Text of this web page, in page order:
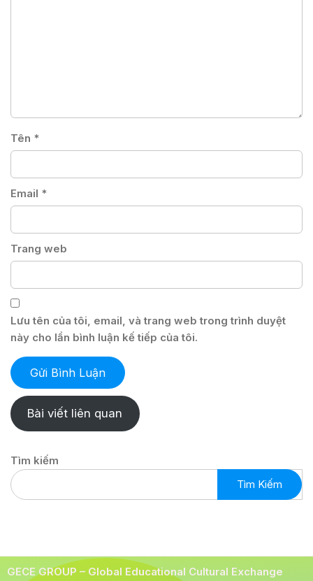
Tên *
Email *
Trang web
Lưu tên của tôi, email, và trang web trong trình duyệt
này cho lần bình luận kế tiếp của tôi.
Bài viết liên quan
Tìm kiếm
Tìm Kiếm
GECE GROUP – Global Educational Cultural Exchange